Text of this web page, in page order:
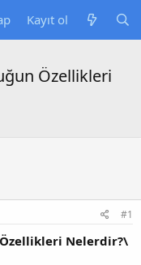
Kayıt ol
Özellikleri
#1
Nelerdir?\